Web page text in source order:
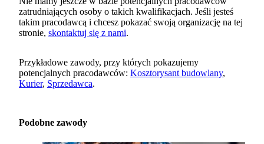
zatrudniających osoby o takich kwalifikacjach. Jeśli jesteś
takim pracodawcą i chcesz pokazać swoją organizację na tej
stronie, skontaktuj się z nami.
Przykładowe zawody, przy których pokazujemy
potencjalnych pracodawców: Kosztorysant budowlany,
Kurier, Sprzedawca.
Podobne zawody